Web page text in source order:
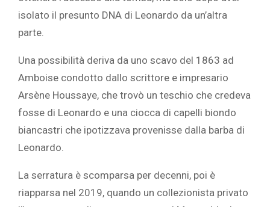
isolato il presunto DNA di Leonardo da un’altra
parte.
Una possibilità deriva da uno scavo del 1863 ad
Amboise condotto dallo scrittore e impresario
Arsène Houssaye, che trovò un teschio che credeva
fosse di Leonardo e una ciocca di capelli biondo
biancastri che ipotizzava provenisse dalla barba di
Leonardo.
La serratura è scomparsa per decenni, poi è
riapparsa nel 2019, quando un collezionista privato